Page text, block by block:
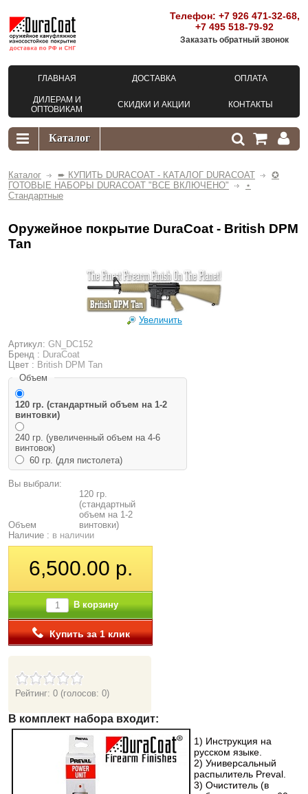
Телефон: +7 926 471-32-68,
+7 495 518-79-92
Заказать обратный звонок
ГЛАВНАЯ ДОСТАВКА ОПЛАТА
ДИЛЕРАМ И
ОПТОВИКАМ
СКИДКИ И АКЦИИ КОНТАКТЫ
Каталог ➨ КУПИТЬ DURACOAT - КАТАЛОГ DURACOAT
✪
ГОТОВЫЕ НАБОРЫ DURACOAT "ВСЕ ВКЛЮЧЕНО"
⋆
Стандартные
Оружейное покрытие DuraCoat - British DPM
Tan
Увеличить
Артикул: GN_DC152
Бренд : DuraCoat
Цвет : British DPM Tan
Объем
120 гр. (стандартный объем на 1-2
винтовки)
240 гр. (увеличенный объем на 4-6
винтовок)
60 гр. (для пистолета)
Вы выбрали:
Объем
120 гр.
(стандартный
объем на 1-2
винтовки)
Наличие : в наличии
6,500.00 р.
В корзину
Купить за 1 клик
Рейтинг: 0 (голосов: 0)
В комплект набора входит:
1) Инструкция на
русском языке.
2) Универсальный
распылитель Preval.
3) Очиститель (в